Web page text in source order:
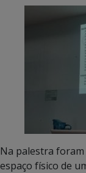
Na palestra foram
espaço físico de